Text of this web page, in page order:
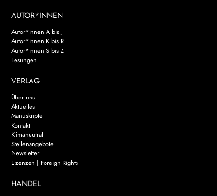
AUTOR*INNEN
Autor*innen A bis J
Autor*innen K bis R
Autor*innen S bis Z
Lesungen
VERLAG
Über uns
Aktuelles
Manuskripte
Kontakt
Klimaneutral
Stellenangebote
Newsletter
Lizenzen | Foreign Rights
HANDEL